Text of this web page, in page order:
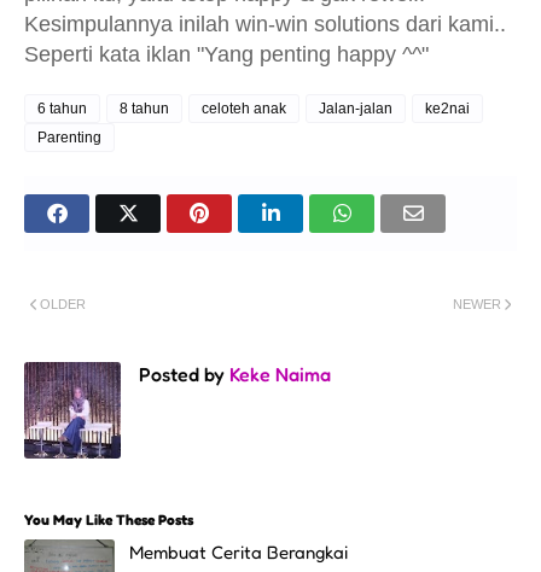
Kesimpulannya inilah win-win solutions dari kami..
Seperti kata iklan "Yang penting happy ^^"
6 tahun 8 tahun celoteh anak Jalan-jalan
ke2nai
Parenting
NEWER
OLDER
Posted by Keke Naima
You May Like These Posts
Membuat Cerita Berangkai